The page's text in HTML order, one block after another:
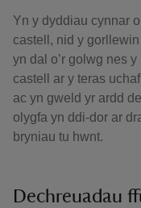
Yn y dyddiau cynnar
castell, nid y
yn dal o’r golwg nes
castell ar y teras
ac yn gweld yr ardd
olygfa yn ddi-dor ar
bryniau tu hwnt.
Dechreuadau